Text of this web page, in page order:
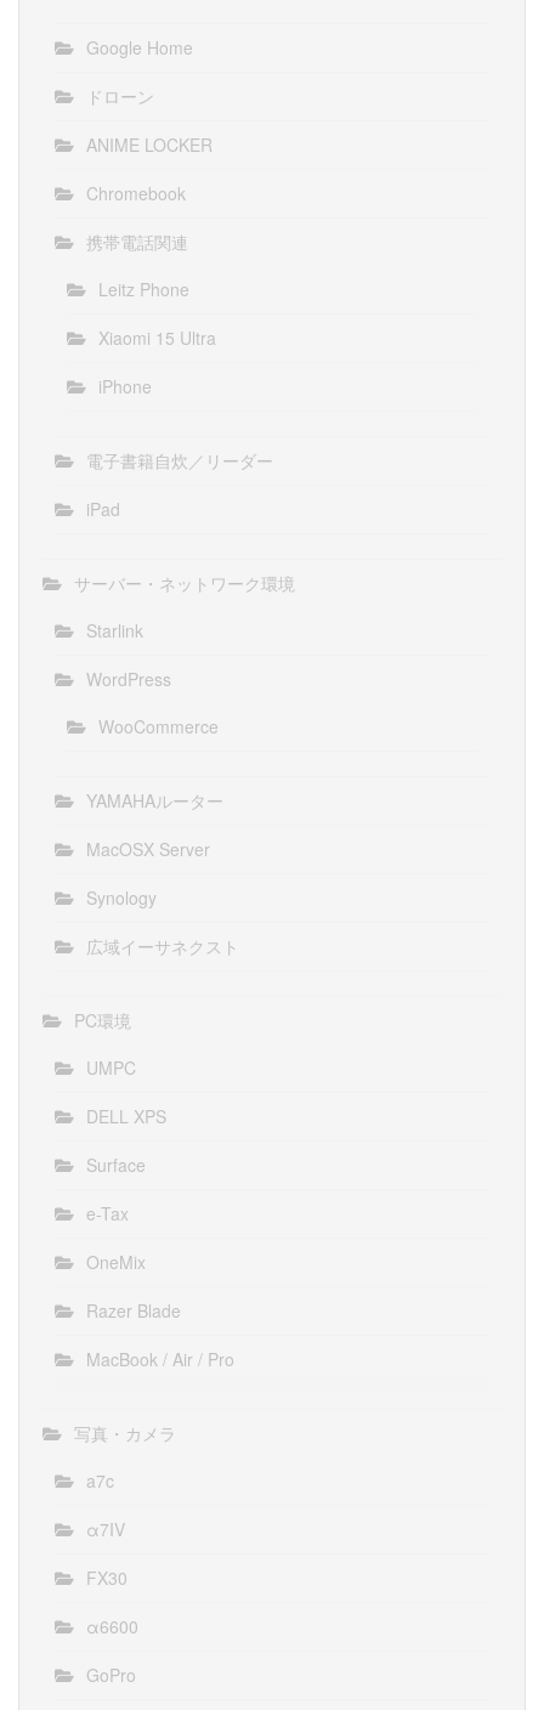
Google Home
ドローン
ANIME LOCKER
Chromebook
携帯電話関連
Leitz Phone
Xiaomi 15 Ultra
iPhone
電子書籍自炊／リーダー
iPad
サーバー・ネットワーク環境
Starlink
WordPress
WooCommerce
YAMAHAルーター
MacOSX Server
Synology
広域イーサネクスト
PC環境
UMPC
DELL XPS
Surface
e-Tax
OneMix
Razer Blade
MacBook / Air / Pro
写真・カメラ
a7c
α7IV
FX30
α6600
GoPro